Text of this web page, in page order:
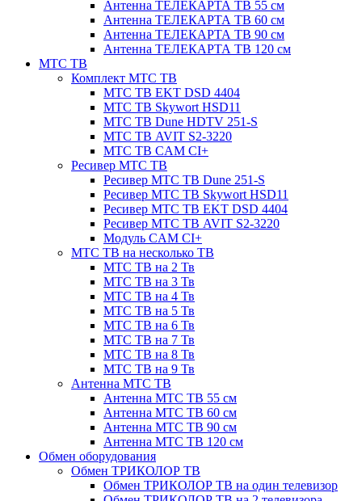
Антенна ТЕЛЕКАРТА ТВ 55 см
Антенна ТЕЛЕКАРТА ТВ 60 см
Антенна ТЕЛЕКАРТА ТВ 90 см
Антенна ТЕЛЕКАРТА ТВ 120 см
МТС ТВ
Комплект МТС ТВ
МТС ТВ EKT DSD 4404
МТС ТВ Skywort HSD11
МТС ТВ Dune HDTV 251-S
МТС ТВ AVIT S2-3220
МТС ТВ CAM CI+
Ресивер МТС ТВ
Ресивер МТС ТВ Dune 251-S
Ресивер МТС ТВ Skywort HSD11
Ресивер МТС ТВ EKT DSD 4404
Ресивер МТС ТВ AVIT S2-3220
Модуль CAM CI+
МТС ТВ на несколько ТВ
МТС ТВ на 2 Тв
МТС ТВ на 3 Тв
МТС ТВ на 4 Тв
МТС ТВ на 5 Тв
МТС ТВ на 6 Тв
МТС ТВ на 7 Тв
МТС ТВ на 8 Тв
МТС ТВ на 9 Тв
Антенна МТС ТВ
Антенна МТС ТВ 55 см
Антенна МТС ТВ 60 см
Антенна МТС ТВ 90 см
Антенна МТС ТВ 120 см
Обмен оборудования
Обмен ТРИКОЛОР ТВ
Обмен ТРИКОЛОР ТВ на один телевизор